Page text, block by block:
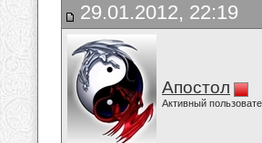
29.01.2012, 22:19
Апостол
Активный